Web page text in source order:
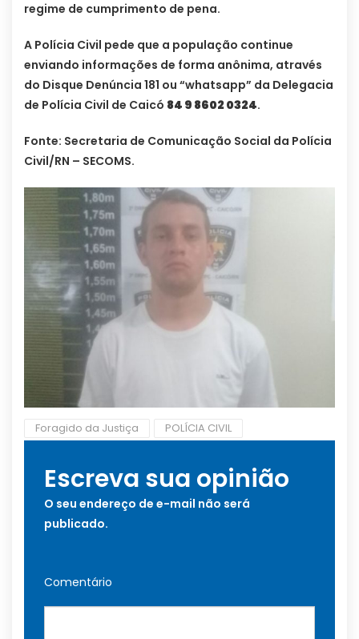
regime de cumprimento de pena.
A Polícia Civil pede que a população continue
enviando informações de forma anônima, através
do Disque Denúncia 181 ou “whatsapp” da Delegacia
de Polícia Civil de Caicó 84 9 8602 0324.
Fonte: Secretaria de Comunicação Social da Polícia
Civil/RN – SECOMS.
Foragido da Justiça POLÍCIA CIVIL
Escreva sua opinião
O seu endereço de e-mail não será
publicado.
Comentário